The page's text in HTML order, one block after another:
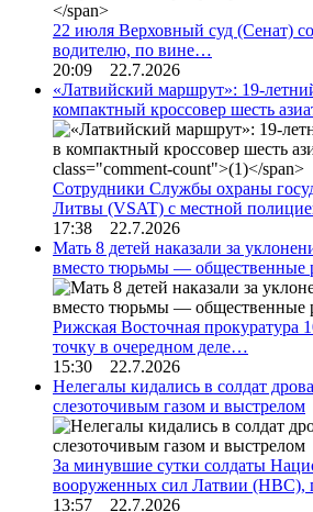
22 июля Верховный суд (Сенат)
водителю, по вине…
20:09 22.7.2026
«Латвийский маршрут»: 19-
компактный кроссовер шесть
Сотрудники Службы охраны
Литвы (VSAT) с местной
17:38 22.7.2026
Мать 8 детей наказали за
вместо тюрьмы — общественные
Рижская Восточная прокуратура
точку в очередном деле…
15:30 22.7.2026
Нелегалы кидались в солдат
слезоточивым газом и выстрелом
За минувшие сутки солдаты
вооруженных сил Латвии
13:57 22.7.2026